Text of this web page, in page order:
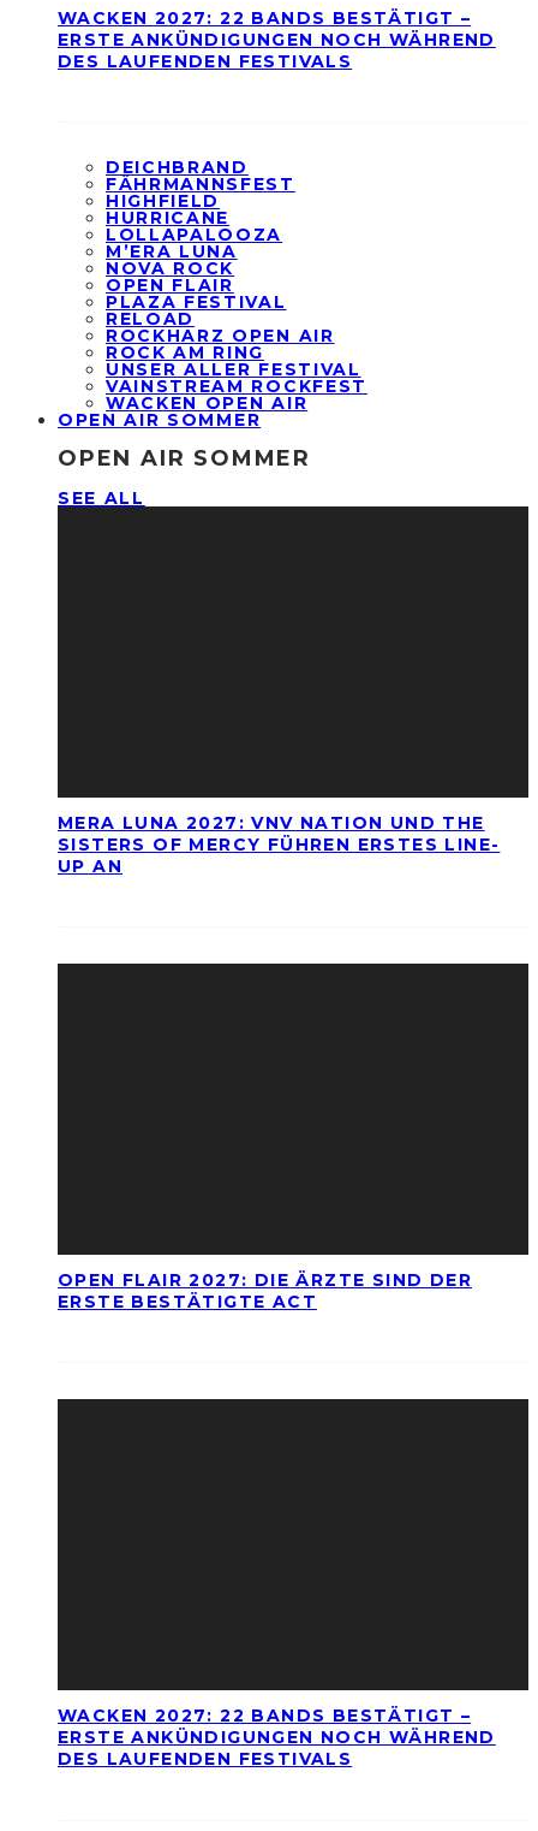
WACKEN 2027: 22 BANDS BESTÄTIGT –
ERSTE ANKÜNDIGUNGEN NOCH WÄHREND
DES LAUFENDEN FESTIVALS
DEICHBRAND
FÄHRMANNSFEST
HIGHFIELD
HURRICANE
LOLLAPALOOZA
M’ERA LUNA
NOVA ROCK
OPEN FLAIR
PLAZA FESTIVAL
RELOAD
ROCKHARZ OPEN AIR
ROCK AM RING
UNSER ALLER FESTIVAL
VAINSTREAM ROCKFEST
WACKEN OPEN AIR
OPEN AIR SOMMER
OPEN AIR SOMMER
SEE ALL
MERA LUNA 2027: VNV NATION UND THE
SISTERS OF MERCY FÜHREN ERSTES LINE-
UP AN
OPEN FLAIR 2027: DIE ÄRZTE SIND DER
ERSTE BESTÄTIGTE ACT
WACKEN 2027: 22 BANDS BESTÄTIGT –
ERSTE ANKÜNDIGUNGEN NOCH WÄHREND
DES LAUFENDEN FESTIVALS